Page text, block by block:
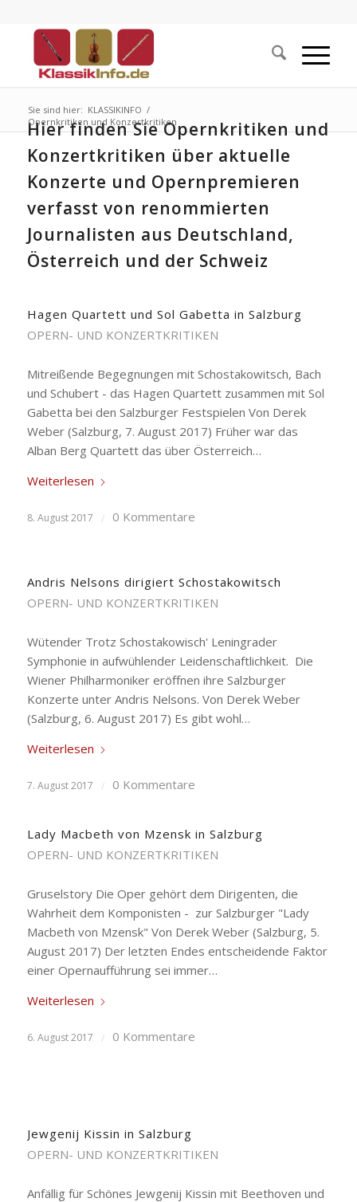
Sie sind hier: KLASSIKINFO /
Opernkritiken und Konzertkritiken
Hier finden Sie Opernkritiken und
Konzertkritiken über aktuelle
Konzerte und Opernpremieren
verfasst von renommierten
Journalisten aus Deutschland,
Österreich und der Schweiz
Hagen Quartett und Sol Gabetta in Salzburg
OPERN- UND KONZERTKRITIKEN
Mitreißende Begegnungen mit Schostakowitsch, Bach
und Schubert - das Hagen Quartett zusammen mit Sol
Gabetta bei den Salzburger Festspielen Von Derek
Weber (Salzburg, 7. August 2017) Früher war das
Alban Berg Quartett das über Österreich…
Weiterlesen
8. August 2017 / 0 Kommentare
Andris Nelsons dirigiert Schostakowitsch
OPERN- UND KONZERTKRITIKEN
Wütender Trotz Schostakowisch' Leningrader
Symphonie in aufwühlender Leidenschaftlichkeit. Die
Wiener Philharmoniker eröffnen ihre Salzburger
Konzerte unter Andris Nelsons. Von Derek Weber
(Salzburg, 6. August 2017) Es gibt wohl…
Weiterlesen
7. August 2017 / 0 Kommentare
Lady Macbeth von Mzensk in Salzburg
OPERN- UND KONZERTKRITIKEN
Gruselstory Die Oper gehört dem Dirigenten, die
Wahrheit dem Komponisten - zur Salzburger "Lady
Macbeth von Mzensk" Von Derek Weber (Salzburg, 5.
August 2017) Der letzten Endes entscheidende Faktor
einer Opernaufführung sei immer…
Weiterlesen
6. August 2017 / 0 Kommentare
Jewgenij Kissin in Salzburg
OPERN- UND KONZERTKRITIKEN
Anfällig für Schönes Jewgenij Kissin mit Beethoven und